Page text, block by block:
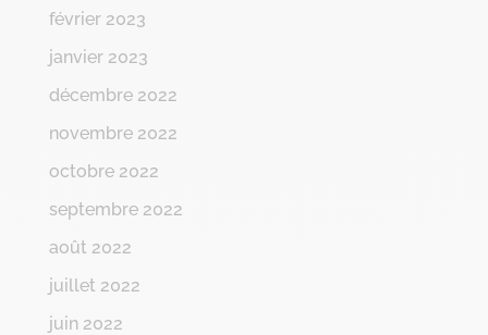
février 2023
janvier 2023
décembre 2022
novembre 2022
octobre 2022
septembre 2022
août 2022
juillet 2022
juin 2022